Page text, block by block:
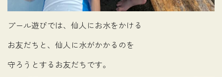
プール遊びでは、仙人にお水をかける
お友だちと、仙人に水がかかるのを
守ろうとするお友だちです。